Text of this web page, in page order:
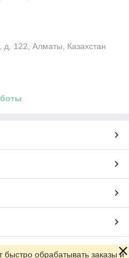
д. 122, Алматы, Казахстан
обрабатывать заказы и